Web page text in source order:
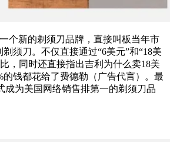
个新的剃须刀品牌，直接叫板当年市
须刀。不仅直接通过“6美元”和“18美
，同时还直接指出吉利为什么卖18美
的钱都花给了费德勒（广告代言）。最
成为美国网络销售排第一的剃须刀品